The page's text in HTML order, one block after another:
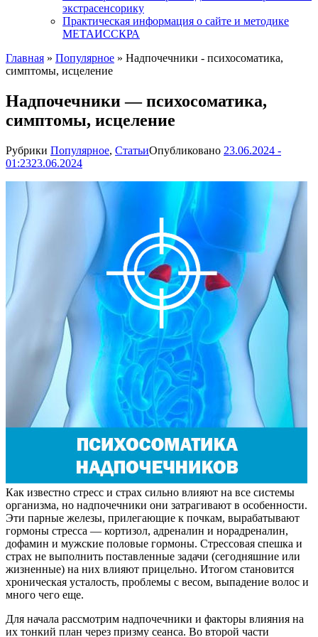
экстрасенсорику
Практическая информация о сайте и методике
МЕТАИССКРА
Главная » Популярное » Надпочечники - психосоматика,
симптомы, исцеление
Надпочечники — психосоматика,
симптомы, исцеление
Рубрики Популярное, СтатьиОпубликовано 23.06.2024 -
01:2323.06.2024
Как известно стресс и страх сильно влияют на все системы
организма, но надпочечники они затрагивают в особенности.
Эти парные железы, прилегающие к почкам, вырабатывают
гормоны стресса — кортизол, адреналин и норадреналин,
дофамин и мужские половые гормоны. Стрессовая спешка и
страх не выполнить поставленные задачи (сегодняшние или
жизненные) на них влияют прицельно. Итогом становится
хроническая усталость, проблемы с весом, выпадение волос и
много чего еще.
Для начала рассмотрим надпочечники и факторы влияния на
их тонкий план через призму сеанса. Во второй части